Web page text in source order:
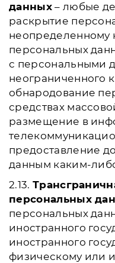
данных– любые
раскрытие
неопределенному
персональных
с персональными
неограниченного
обнародование
средствах
размещение в
предоставление
данным каким-
2.13.
персональных
персональных
иностранного
иностранного
физическому или